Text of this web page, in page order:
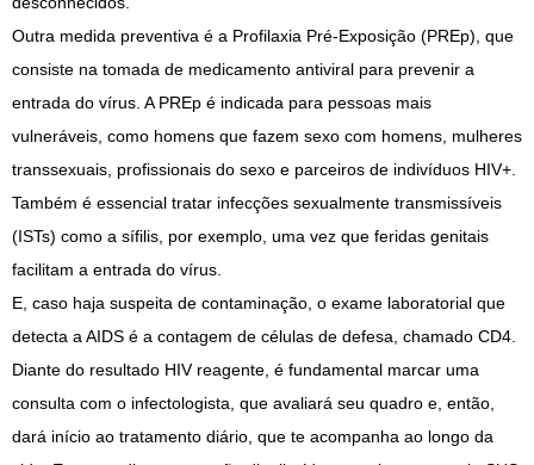
Outra medida preventiva é a Profilaxia Pré-Exposição (PREp), que
consiste na tomada de medicamento antiviral para prevenir a
entrada do vírus. A PREp é indicada para pessoas mais
vulneráveis, como homens que fazem sexo com homens, mulheres
transsexuais, profissionais do sexo e parceiros de indivíduos HIV+.
Também é essencial tratar infecções sexualmente transmissíveis
(ISTs) como a sífilis, por exemplo, uma vez que feridas genitais
facilitam a entrada do vírus.
E, caso haja suspeita de contaminação, o exame laboratorial que
detecta a AIDS é a contagem de células de defesa, chamado CD4.
Diante do resultado HIV reagente, é fundamental marcar uma
consulta com o infectologista, que avaliará seu quadro e, então,
dará início ao tratamento diário, que te acompanha ao longo da